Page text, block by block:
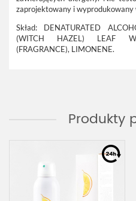
zaprojektowany i wyprodukowany
Skład: DENATURATED
(WITCH HAZEL) LEAF
(FRAGRANCE), LIMONENE.
Produkty